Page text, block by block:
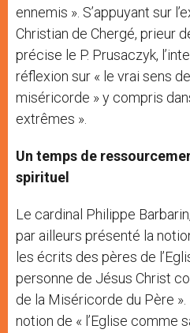
ennemis ». S’appuyant sur
Christian de Chergé, prieur
précise le P. Prusaczyk,
réflexion sur « le vrai sens
miséricorde » y compris
extrêmes ».
Un temps de
spirituel
Le cardinal Philippe
par ailleurs présenté la
les écrits des pères de
personne de Jésus Christ
de la Miséricorde du Père
notion de « l’Eglise comme